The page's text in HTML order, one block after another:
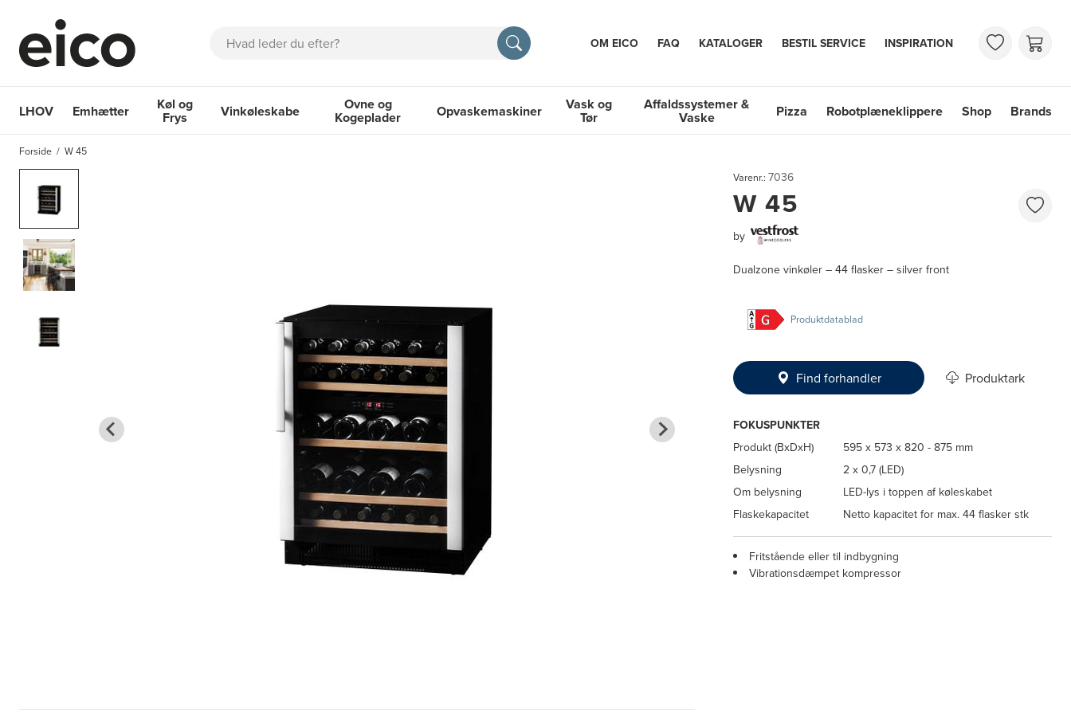
Søg OM EICO FAQ KATALOGER BESTIL SERVICE INSPIRATION
LHOV Emhætter
Emhætter
Køl og
Frys Vinkøleskabe Ovne og
Kogeplader Opvaskemaskiner Vask og
Tør
Affaldssystemer &
Vaske Pizza Robotplæneklippere Shop Brands
Forside
W 45
Varenr.: 7036
W 45
by
Dualzone vinkøler – 44 flasker – silver front
Produktdatablad
Find forhandler Produktark
FOKUSPUNKTER
Produkt (BxDxH)
595 x 573 x 820 - 875 mm
Belysning
2 x 0,7 (LED)
Om belysning
LED-lys i toppen af køleskabet
Flaskekapacitet
Netto kapacitet for max. 44 flasker stk
Fritstående eller til indbygning
Vibrationsdæmpet kompressor